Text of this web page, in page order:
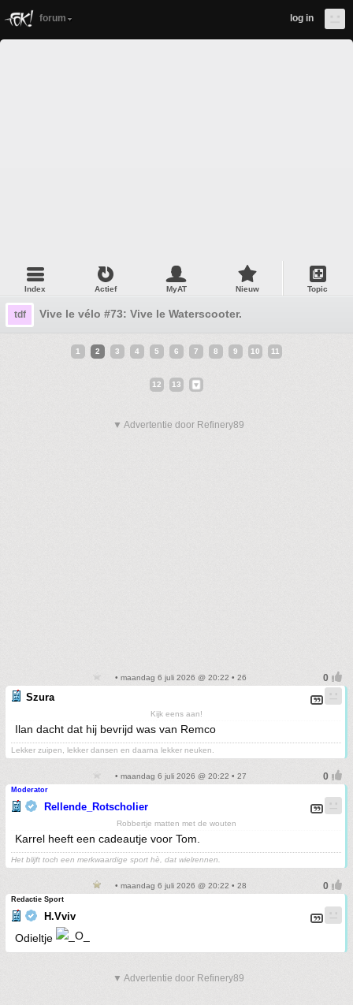
forum log in
Index Actief MyAT Nieuw Topic
tdf Vive le vélo #73: Vive le Waterscooter.
1 2 3 4 5 6 7 8 9 10 11
12 13
▼ Advertentie door Refinery89
• maandag 6 juli 2026 @ 20:22 • 26
Szura
Kijk eens aan!
Ilan dacht dat hij bevrijd was van Remco
Lekker zuipen, lekker dansen en daarna lekker neuken.
• maandag 6 juli 2026 @ 20:22 • 27
Moderator
Rellende_Rotscholier
Robbertje matten met de wouten
Karrel heeft een cadeautje voor Tom.
Het blijft toch een merkwaardige sport hè, dat wielrennen.
• maandag 6 juli 2026 @ 20:22 • 28
Redactie Sport
H.Vviv
Odieltje
▼ Advertentie door Refinery89